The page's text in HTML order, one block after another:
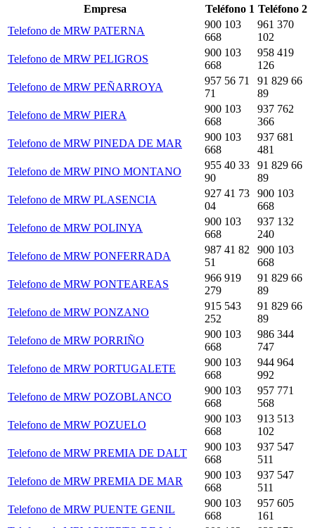
Empresa Teléfono 1 Teléfono 2
Telefono de MRW PATERNA
900 103
668
961 370
102
Telefono de MRW PELIGROS
900 103
668
958 419
126
Telefono de MRW PEÑARROYA
957 56 71
71
91 829 66
89
Telefono de MRW PIERA
900 103
668
937 762
366
Telefono de MRW PINEDA DE MAR
900 103
668
937 681
481
Telefono de MRW PINO MONTANO
955 40 33
90
91 829 66
89
Telefono de MRW PLASENCIA
927 41 73
04
900 103
668
Telefono de MRW POLINYA
900 103
668
937 132
240
Telefono de MRW PONFERRADA
987 41 82
51
900 103
668
Telefono de MRW PONTEAREAS
966 919
279
91 829 66
89
Telefono de MRW PONZANO
915 543
252
91 829 66
89
Telefono de MRW PORRIÑO
900 103
668
986 344
747
Telefono de MRW PORTUGALETE
900 103
668
944 964
992
Telefono de MRW POZOBLANCO
900 103
668
957 771
568
Telefono de MRW POZUELO
900 103
668
913 513
102
Telefono de MRW PREMIA DE DALT
900 103
668
937 547
511
Telefono de MRW PREMIA DE MAR
900 103
668
937 547
511
Telefono de MRW PUENTE GENIL
900 103
668
957 605
161